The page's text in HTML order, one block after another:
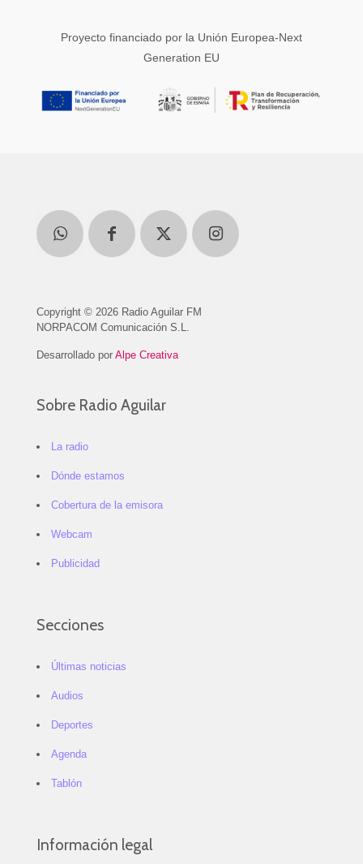
Proyecto financiado por la Unión Europea-Next
Generation EU
Copyright © 2026 Radio Aguilar FM
NORPACOM Comunicación S.L.
Desarrollado por Alpe Creativa
Sobre Radio Aguilar
La radio
Dónde estamos
Cobertura de la emisora
Webcam
Publicidad
Secciones
Últimas noticias
Audios
Deportes
Agenda
Tablón
Información legal